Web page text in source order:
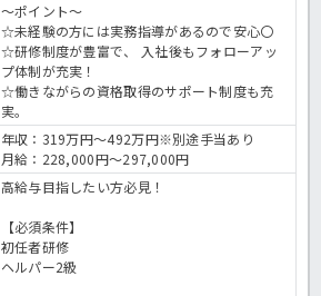
～ポイント～
☆未経験の方には実務指導があるので安心〇
☆研修制度が豊富で、 入社後もフォローアッ
プ体制が充実！
☆働きながらの資格取得のサポート制度も充
実。
年収：319万円～492万円※別途手当あり
月給：228,000円～297,000円
高給与目指したい方必見！
【必須条件】
初任者研修
ヘルパー2級